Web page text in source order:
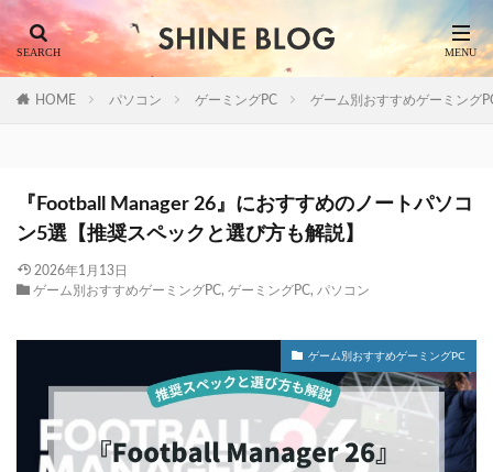
HOME パソコン ゲーミングPC ゲーム別おすすめゲーミング
『Football Manager 26』におすすめのノートパソコ
ン5選【推奨スペックと選び方も解説】
2026年1月13日
ゲーム別おすすめゲーミングPC, ゲーミングPC, パソコン
ゲーム別おすすめゲーミングPC